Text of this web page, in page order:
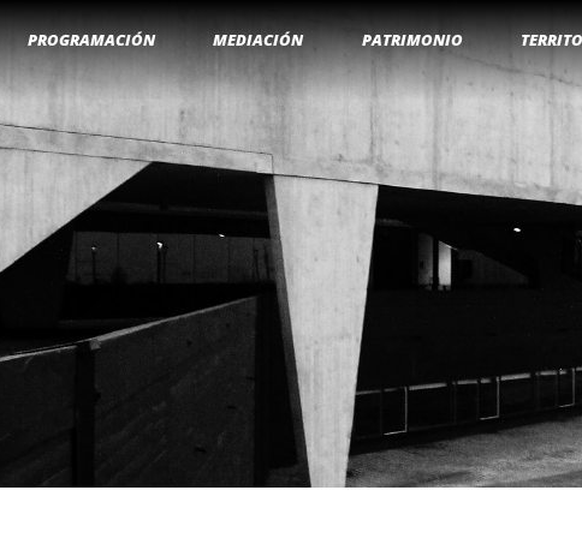
PROGRAMACIÓN MEDIACIÓN PATRIMONIO